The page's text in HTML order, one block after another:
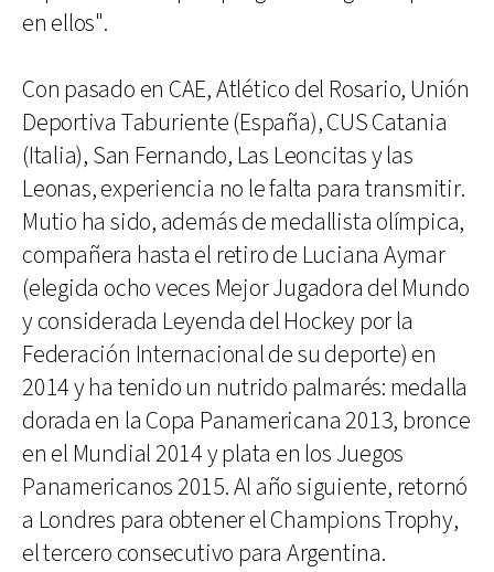
en ellos".
Con pasado en CAE, Atlético del Rosario, Unión
Deportiva Taburiente (España), CUS Catania
(Italia), San Fernando, Las Leoncitas y las
Leonas, experiencia no le falta para transmitir.
Mutio ha sido, además de medallista olímpica,
compañera hasta el retiro de Luciana Aymar
(elegida ocho veces Mejor Jugadora del Mundo
y considerada Leyenda del Hockey por la
Federación Internacional de su deporte) en
2014 y ha tenido un nutrido palmarés: medalla
dorada en la Copa Panamericana 2013, bronce
en el Mundial 2014 y plata en los Juegos
Panamericanos 2015. Al año siguiente, retornó
a Londres para obtener el Champions Trophy,
el tercero consecutivo para Argentina.